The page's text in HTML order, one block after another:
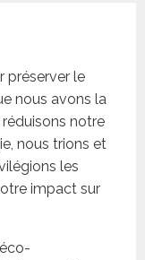
préserver le
nous avons la
notre
nous trions et
les
impact sur